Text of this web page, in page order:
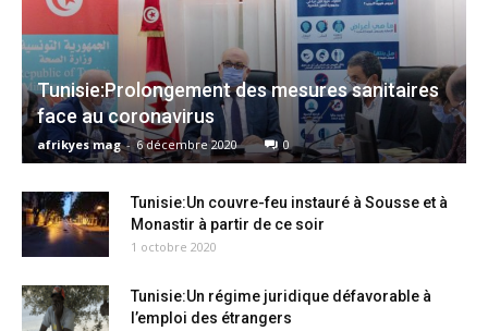
Tunisie:Prolongement des mesures sanitaires
face au coronavirus
afrikyes mag - 6 décembre 2020 0
Tunisie:Un couvre-feu instauré à Sousse et à
Monastir à partir de ce soir
1 octobre 2020
Tunisie:Un régime juridique défavorable à
l’emploi des étrangers